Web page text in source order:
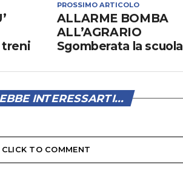
PROSSIMO ARTICOLO
ALLARME BOMBA
ALL’AGRARIO
Sgomberata la scuola
treni
INTERESSARTI...
CLICK TO COMMENT